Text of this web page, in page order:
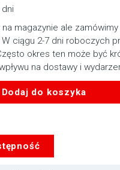
dni
magazynie ale
ciągu 2-7 dni roboczych
okres ten może być
na dostawy i
Dodaj do koszyka